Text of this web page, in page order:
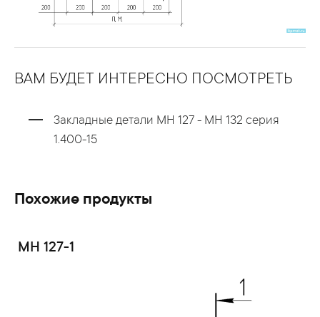
ВАМ БУДЕТ ИНТЕРЕСНО ПОСМОТРЕТЬ
Закладные детали МН 127 - МН 132 серия
1.400-15
Похожие продукты
МН 127-1